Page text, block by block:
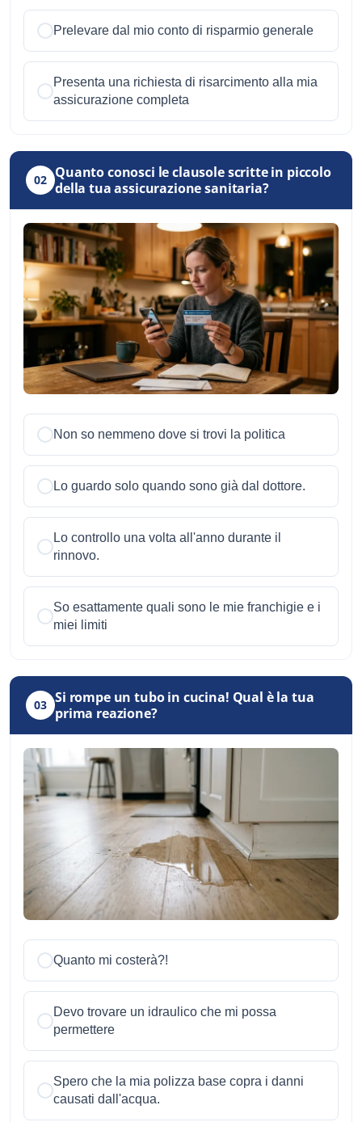
Prelevare dal mio conto di risparmio generale
Presenta una richiesta di risarcimento alla mia
assicurazione completa
02 Quanto conosci le clausole scritte in piccolo
della tua assicurazione sanitaria?
Non so nemmeno dove si trovi la politica
Lo guardo solo quando sono già dal dottore.
Lo controllo una volta all'anno durante il
rinnovo.
So esattamente quali sono le mie franchigie e i
miei limiti
03 Si rompe un tubo in cucina! Qual è la tua
prima reazione?
Quanto mi costerà?!
Devo trovare un idraulico che mi possa
permettere
Spero che la mia polizza base copra i danni
causati dall'acqua.